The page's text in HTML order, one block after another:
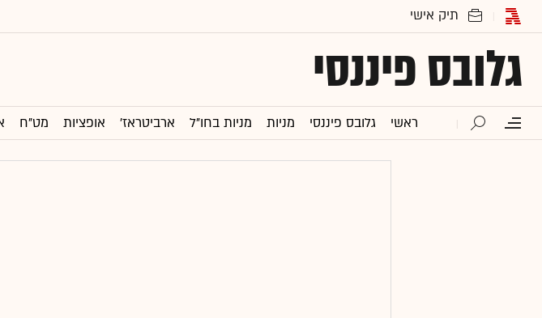
גלובס פיננסי
ראשי גלובס פיננסי מניות מניות בחו"ל ארביטראז' אופציות מט"ח